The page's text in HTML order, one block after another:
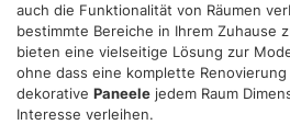
Utilizziamo i cookie per
annunci, per fornire funzionalità
analizzare il nostro traffico.
informazioni sul modo in cui
nostri partner che si occupano di
auch die Funktionalität von Räumen
bestimmte Bereiche in Ihrem Zuhause
bieten eine vielseitige Lösung zur
ohne dass eine komplette
dekorative Paneele jedem Raum
Interesse verleihen.